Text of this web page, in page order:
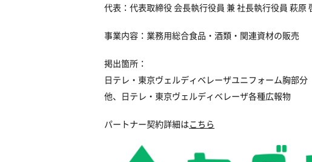
代表：代表取締役 会長執行役員 兼 社長執行役員 萩原
事業内容：業務用総合食品・酒類・関連資材の販売
掲出箇所：
日テレ・東京ヴェルディベレーザユニフォーム胸部分
他、日テレ・東京ヴェルディベレーザ各種広報物
パートナー契約詳細はこちら